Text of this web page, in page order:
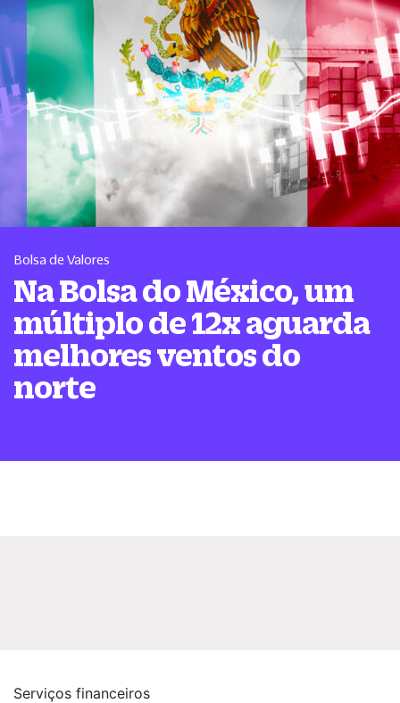
Bolsa de Valores
Na Bolsa do México, um
múltiplo de 12x aguarda
melhores ventos do
norte
Serviços financeiros